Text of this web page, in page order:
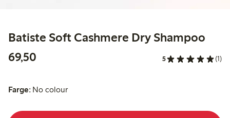
Batiste Soft Cashmere Dry Shampoo
69,50
5 (1)
Farge: No colour